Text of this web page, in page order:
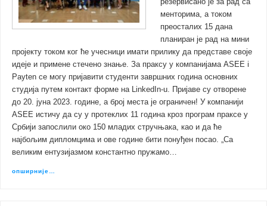
резервисано је за рад са
менторима, а током
преосталих 15 дана
планиран је рад на мини
пројекту током ког ће учесници имати прилику да представе своје
идеје и примене стечено знање. За праксу у компанијама ASEE i
Payten се могу пријавити студенти завршних година основних
студија путем контакт форме на LinkedIn-u. Пријаве су отворене
до 20. јуна 2023. године, а број места је ограничен! У компанији
ASEE истичу да су у протеклих 11 година кроз програм праксе у
Србији запослили око 150 младих стручњака, као и да ће
најбољим дипломцима и ове године бити понуђен посао. „Са
великим ентузијазмом константно пружамо…
опширније…